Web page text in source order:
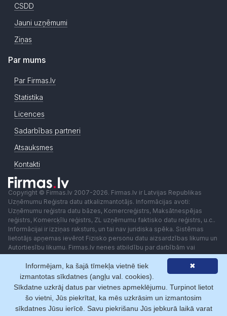
CSDD
Jauni uzņēmumi
Ziņas
Par mums
Par Firmas.lv
Statistika
Licences
Sadarbības partneri
Atsauksmes
Kontakti
Copyright © Firmas.lv 2007-2026. Firmas.lv ir Latvijas Republikas
Uzņēmumu Reģistra datu atkalizmantotājs. Informācijas avoti:
Uzņēmumu reģistra datu bāzes, Komercreģistrs, Maksātnespējas
reģistrs, Komercķīlu reģistrs, ZL uzņēmumu faktisko datu reģistrs, u.c..
Informācijai ir izziņas raksturs, un tai nav juridiska spēka. Sistēmas
lietotājs apņemas ievērot Fizisko personu datu aizsardzības likumu un
Autortiesību likumu. Firmas.lv nenes atbildību par darbībām vai
lēmumiem, kas balstīti uz saņemto pakalpojumu. Lietotājam aizliegts
izmantot jebkādas automatizētas sistēmas vai iekārtas (robotus)
piekļuvei sistēmai bez rakstiskas saskaņošanas ar Firmas.lv. Galvenā
redaktore: Ingūna Pempere.
Lietošanas noteikumi
Privātuma politika Norēķini ar
✖
Informējam, ka šajā tīmekļa vietnē tiek
izmantotas sīkdatnes (angļu val. cookies).
Sīkdatne uzkrāj datus par vietnes apmeklējumu. Turpinot lietot
šo vietni, Jūs piekrītat, ka mēs uzkrāsim un izmantosim
sīkdatnes Jūsu ierīcē. Savu piekrišanu Jūs jebkurā laikā varat